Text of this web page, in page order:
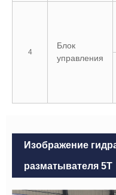
4
Блок
управления
Изображение
разматывателя 5T